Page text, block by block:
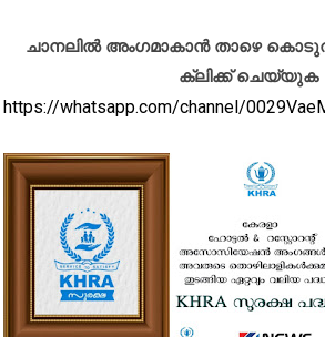
ചാനലിൽ അംഗമാകാൻ താഴെ
ക്ലിക്ക് ചെയ്യുക
https://whatsapp.com/channel/